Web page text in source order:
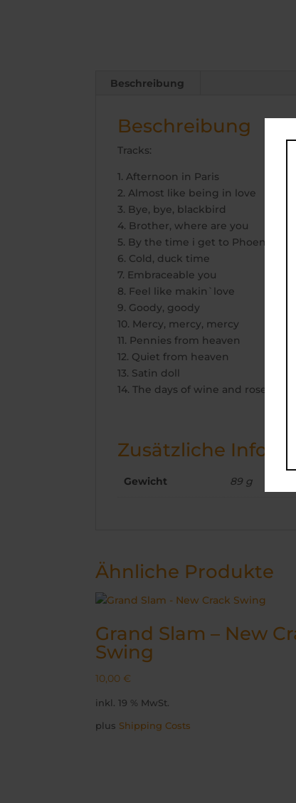
Beschreibung
Beschreibung
Tracks:
1. Afternoon in Paris
2. Almost like being in love
3. Bye, bye, blackbird
4. Brother, where are you
5. By the time i get to Phoenix
6. Cold, duck time
7. Embraceable you
8. Feel like makin`love
9. Goody, goody
10. Mercy, mercy, mercy
11. Pennies from heaven
12. Quiet from heaven
13. Satin doll
14. The days of wine and roses
Zusätzliche
Gewicht 89 g
Ähnliche Produkte
Grand Slam – New
Swing
10,00 €
inkl. 19 % MwSt.
plus Shipping Costs